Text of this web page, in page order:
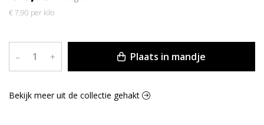
€ 7,90 per kilo
– + Plaats in mandje
Bekijk meer uit de collectie gehakt